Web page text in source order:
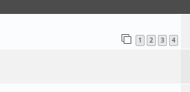
1 2 3 4